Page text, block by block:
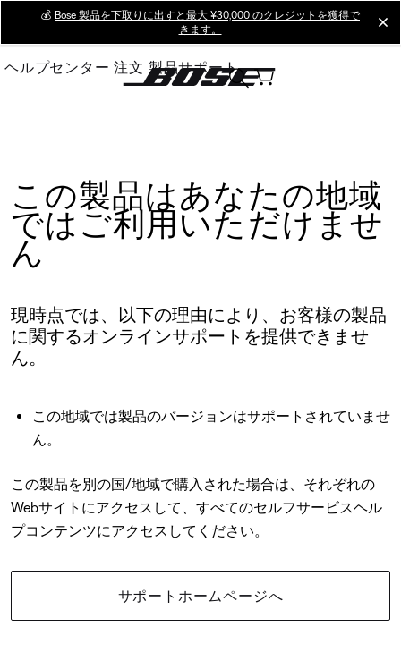
Main
💰 Bose 製品を下取りに出すと最大 ¥30,000 のクレジットを獲得で
きます。
ヘルプセンター 注文 製品サポート
この製品はあなたの地域
ではご利用いただけませ
ん
現時点では、以下の理由により、お客様の製品
に関するオンラインサポートを提供できませ
ん。
この地域では製品のバージョンはサポートされていませ
ん。
この製品を別の国/地域で購入された場合は、それぞれの
Webサイトにアクセスして、すべてのセルフサービスヘル
プコンテンツにアクセスしてください。
サポートホームページへ